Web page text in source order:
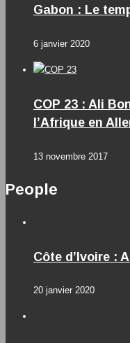
Gabon : Le
6 janvier 2020
COP 23 : Ali
l’Afrique en
13 novembre 2017
People
Côte d’Ivoire :
20 janvier 2020